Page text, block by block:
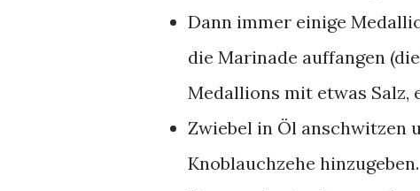
Dann immer einige
die Marinade auffangen
Medallions mit etwas Salz,
Zwiebel in Öl anschwitzen
Knoblauchzehe hinzugeben.